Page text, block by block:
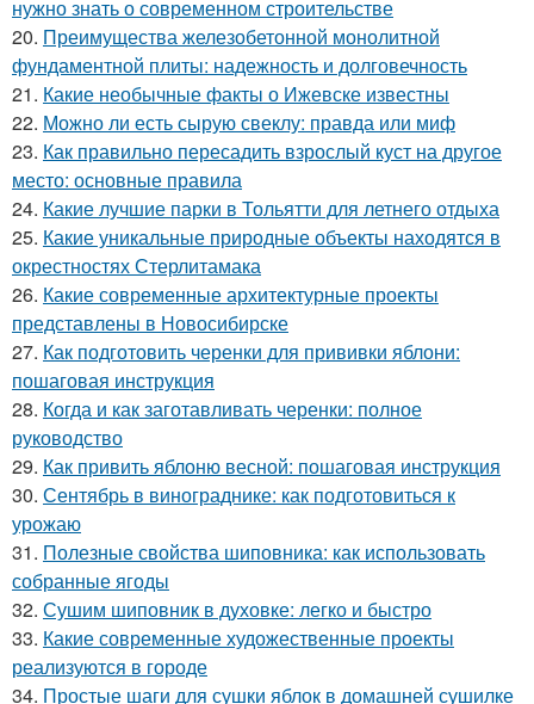
нужно знать о современном строительстве
20. Преимущества железобетонной монолитной
фундаментной плиты: надежность и долговечность
21. Какие необычные факты о Ижевске известны
22. Можно ли есть сырую свеклу: правда или миф
23. Как правильно пересадить взрослый куст на другое
место: основные правила
24. Какие лучшие парки в Тольятти для летнего отдыха
25. Какие уникальные природные объекты находятся в
окрестностях Стерлитамака
26. Какие современные архитектурные проекты
представлены в Новосибирске
27. Как подготовить черенки для прививки яблони:
пошаговая инструкция
28. Когда и как заготавливать черенки: полное
руководство
29. Как привить яблоню весной: пошаговая инструкция
30. Сентябрь в винограднике: как подготовиться к
урожаю
31. Полезные свойства шиповника: как использовать
собранные ягоды
32. Сушим шиповник в духовке: легко и быстро
33. Какие современные художественные проекты
реализуются в городе
34. Простые шаги для сушки яблок в домашней сушилке